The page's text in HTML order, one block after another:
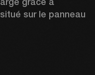
situé sur le panneau